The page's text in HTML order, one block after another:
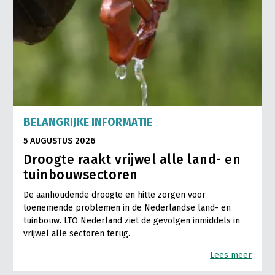
BELANGRIJKE INFORMATIE
5 AUGUSTUS 2026
Droogte raakt vrijwel alle land- en
tuinbouwsectoren
De aanhoudende droogte en hitte zorgen voor
toenemende problemen in de Nederlandse land- en
tuinbouw. LTO Nederland ziet de gevolgen inmiddels in
vrijwel alle sectoren terug.
Lees meer